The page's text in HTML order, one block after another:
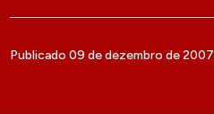
Publicado 09 de dezembro de 2007